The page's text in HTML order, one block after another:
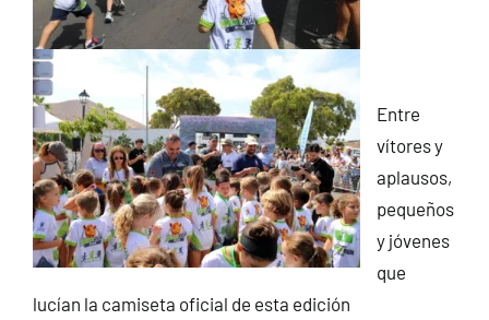
Entre
vítores y
aplausos,
pequeños
y jóvenes
que
lucían la camiseta oficial de esta edición